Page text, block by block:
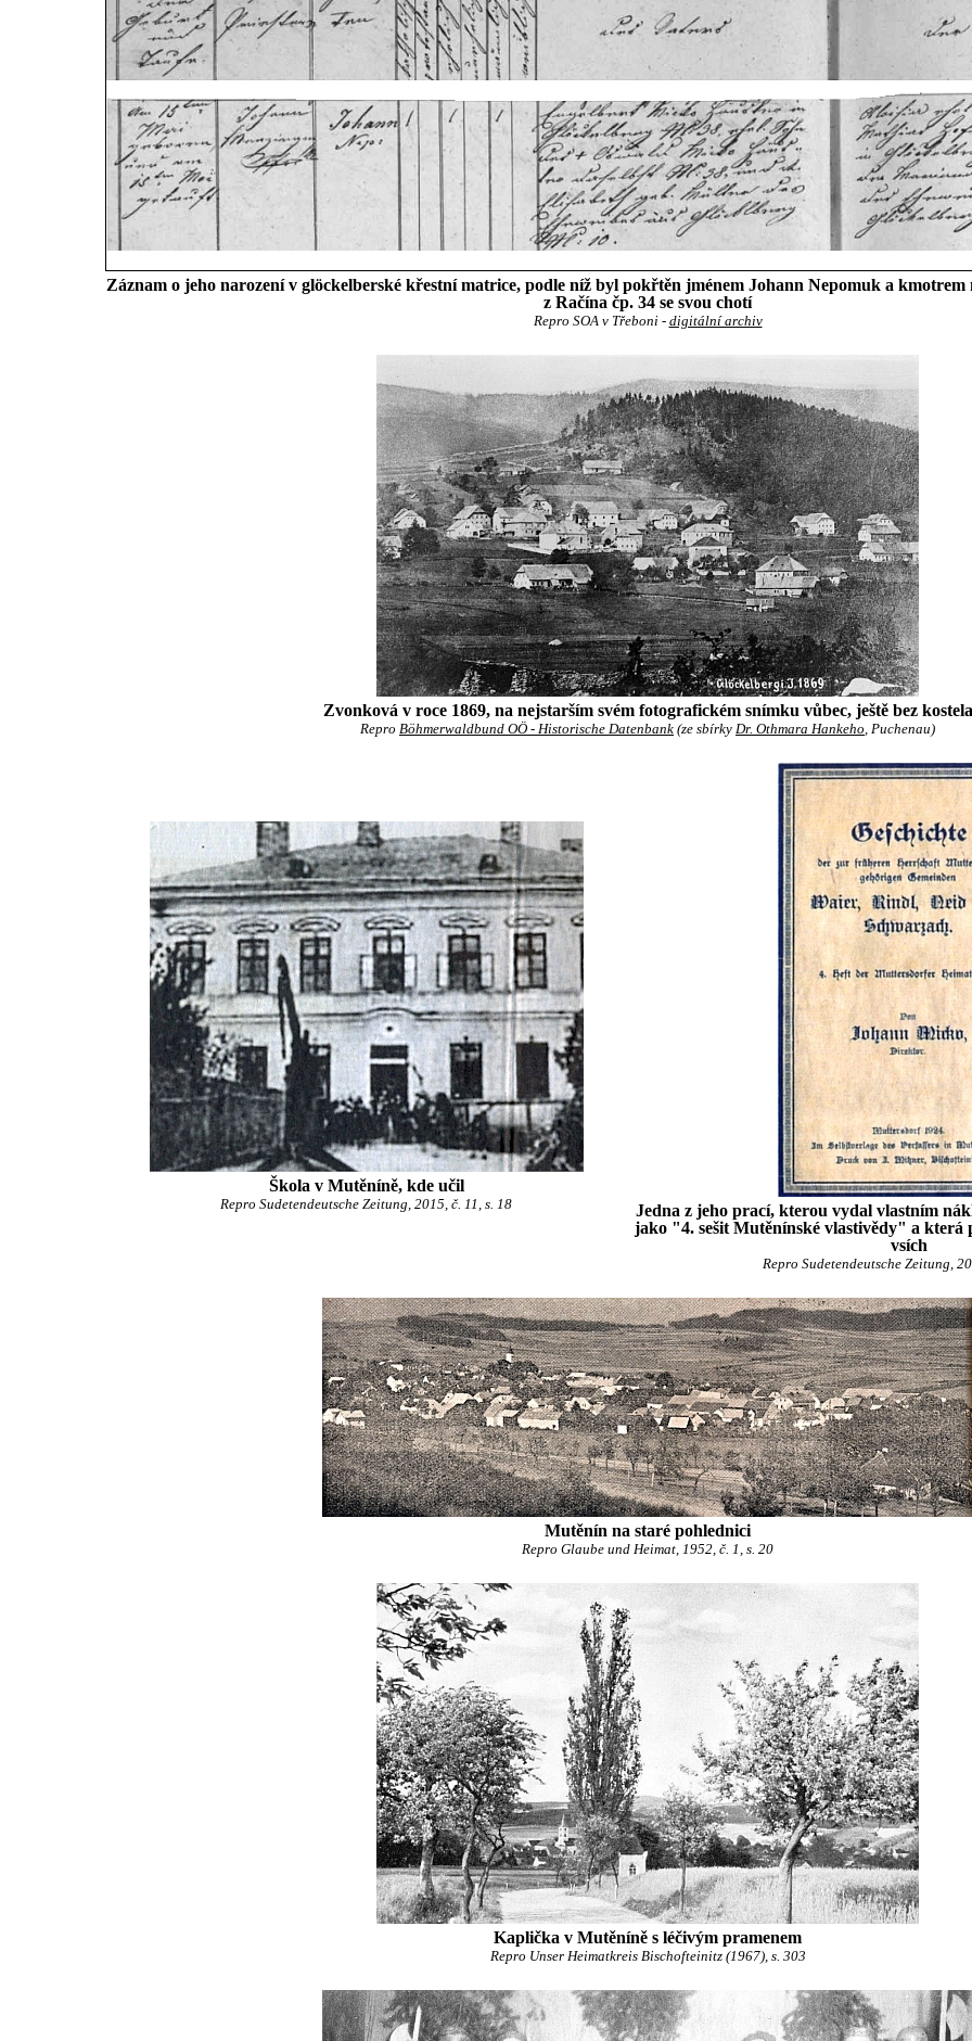
Záznam o jeho narození v glöckelberské křestní matrice, podle níž byl pokřtěn jménem Johann Nepomuk a
z Račína čp. 34 se svou chotí
Repro SOA v Třeboni - digitální archiv
Zvonková v roce 1869, na nejstarším svém fotografickém snímku vůbec, ještě bez kostela
Repro Böhmerwaldbund OÖ - Historische Datenbank (ze sbírky Dr. Othmara Hankeho, Puchenau)
Škola v Mutěníně, kde učil
Repro Sudetendeutsche Zeitung, 2015, č. 11, s. 18
Jedna z jeho prací, kterou vydal vlastním
jako "4. sešit Mutěnínské vlastivědy" a která
vsích
Repro Sudetendeutsche Zeitung,
Mutěnín na staré pohlednici
Repro Glaube und Heimat, 1952, č. 1, s. 20
Kaplička v Mutěníně s léčivým pramenem
Repro Unser Heimatkreis Bischofteinitz (1967), s. 303